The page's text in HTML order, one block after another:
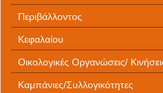
Περιβάλλοντος
Κεφαλαίου
Οικολογικές Οργανώσεις/
Καμπάνιες/Συλλογικότητες